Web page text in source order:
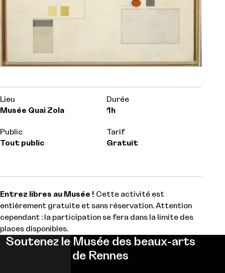
Lieu
Musée Quai Zola
Durée
1h
Public
Tout public
Tarif
Gratuit
Entrez libres au Musée ! Cette activité est
entièrement gratuite et sans réservation. Attention
cependant : la participation se fera dans la limite des
places disponibles.
Soutenez le Musée des beaux-arts
de Rennes